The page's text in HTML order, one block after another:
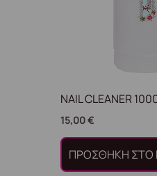
NAIL CLEANER
15,00€
ΠΡΟΣΘΉΚΗ ΣΤΟ